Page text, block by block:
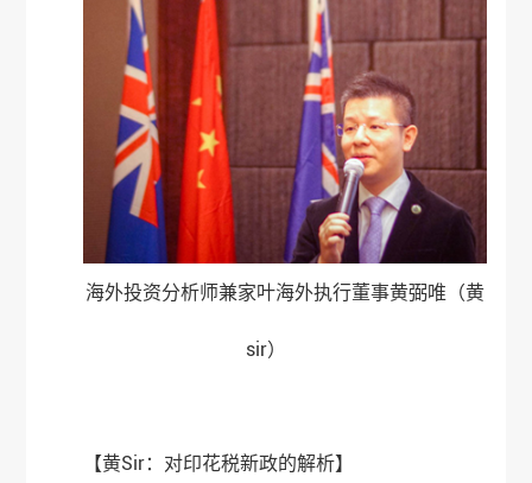
海外投资分析师兼家叶海外执行董事黄弼唯（黄
sir）
【黄Sir：对印花税新政的解析】